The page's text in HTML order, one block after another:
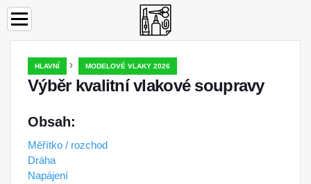
HLAVNÍ › MODELOVÉ VLAKY 2026
Výběr kvalitní vlakové soupravy
Obsah:
Měřítko / rozchod
Dráha
Napájení